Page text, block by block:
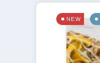
NEW